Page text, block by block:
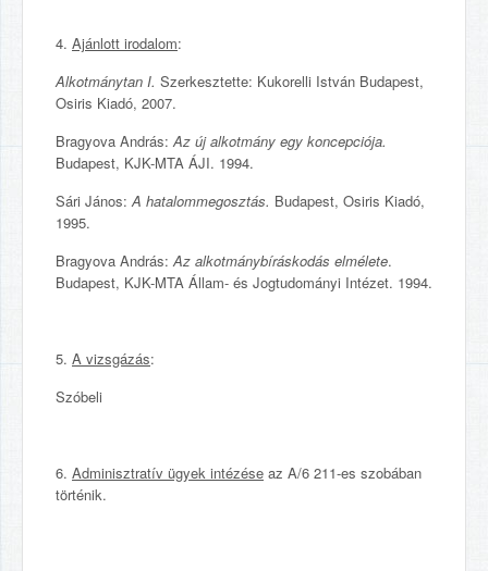
4. Ajánlott irodalom:
Alkotmánytan I. Szerkesztette: Kukorelli István Budapest,
Osiris Kiadó, 2007.
Bragyova András:Az új alkotmány egy koncepciója.
Budapest, KJK-MTA ÁJI. 1994.
Sári János:A hatalommegosztás. Budapest, Osiris Kiadó,
1995.
Bragyova András:Az alkotmánybíráskodás elmélete.
Budapest, KJK-MTA Állam- és Jogtudományi Intézet. 1994.
5. A vizsgázás:
Szóbeli
6. Adminisztratív ügyek intézése az A/6 211-es szobában
történik.